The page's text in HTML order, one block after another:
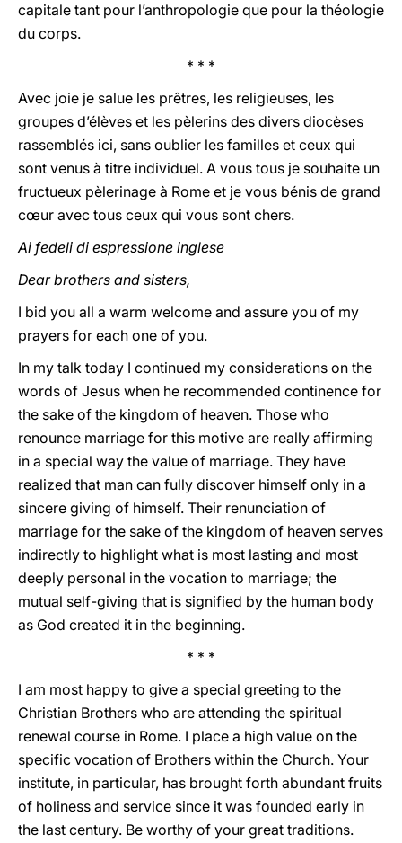
capitale tant pour l’anthropologie que pour la théologie
du corps.
* * *
Avec joie je salue les prêtres, les religieuses, les
groupes d’élèves et les pèlerins des divers diocèses
rassemblés ici, sans oublier les familles et ceux qui
sont venus à titre individuel. A vous tous je souhaite un
fructueux pèlerinage à Rome et je vous bénis de grand
cœur avec tous ceux qui vous sont chers.
Ai fedeli di espressione inglese
Dear brothers and sisters,
I bid you all a warm welcome and assure you of my
prayers for each one of you.
In my talk today I continued my considerations on the
words of Jesus when he recommended continence for
the sake of the kingdom of heaven. Those who
renounce marriage for this motive are really affirming
in a special way the value of marriage. They have
realized that man can fully discover himself only in a
sincere giving of himself. Their renunciation of
marriage for the sake of the kingdom of heaven serves
indirectly to highlight what is most lasting and most
deeply personal in the vocation to marriage; the
mutual self-giving that is signified by the human body
as God created it in the beginning.
* * *
I am most happy to give a special greeting to the
Christian Brothers who are attending the spiritual
renewal course in Rome. I place a high value on the
specific vocation of Brothers within the Church. Your
institute, in particular, has brought forth abundant fruits
of holiness and service since it was founded early in
the last century. Be worthy of your great traditions.